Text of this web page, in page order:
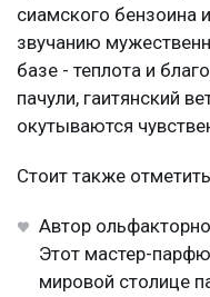
сиамского бензоина
звучанию
базе - теплота и
пачули, гаитянский
окутываются
Стоит также
Автор
Этот мастер-
мировой столице